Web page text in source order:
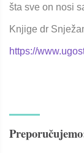
šta sve on nosi
Knjige dr
https://